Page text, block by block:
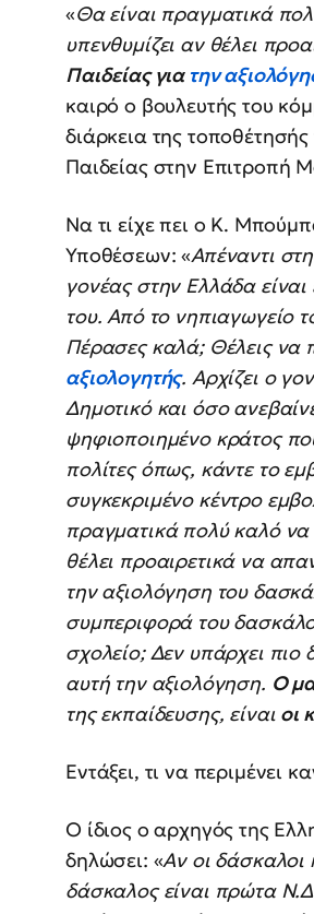
«Θα είναι πραγματικά
υπενθυμίζει αν θέλει
Παιδείας για την
καιρό ο βουλευτής του
διάρκεια της
Παιδείας στην Επιτροπή
Να τι είχε πει ο Κ.
Υποθέσεων: «Απέναντι
γονέας στην Ελλάδα είναι
του. Από το νηπιαγωγείο
Πέρασες καλά; Θέλεις να
αξιολογητής. Αρχίζει ο
Δημοτικό και όσο
ψηφιοποιημένο κράτος
πολίτες όπως, κάντε το
συγκεκριμένο κέντρο
πραγματικά πολύ καλό να
θέλει προαιρετικά να
την αξιολόγηση του
συμπεριφορά του
σχολείο; Δεν υπάρχει πιο
αυτή την αξιολόγηση. Ο
της εκπαίδευσης, είναι οι
Εντάξει, τι να περιμένει
Ο ίδιος ο αρχηγός της
δηλώσει: «Αν οι δάσκαλοι
δάσκαλος είναι πρώτα